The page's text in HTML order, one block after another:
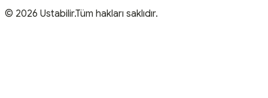
© 2026 Ustabilir.Tüm hakları saklıdır.